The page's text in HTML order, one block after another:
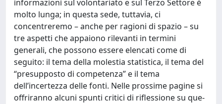
informazioni sul volontariato e sul Terzo Settore è
molto lunga; in questa sede, tuttavia, ci
concentreremo – anche per ragioni di spazio – su
tre aspetti che appaiono rilevanti in termini
generali, che possono essere elencati come di
seguito: il tema della molestia statistica, il tema del
“presupposto di competenza” e il tema
dell’incertezza delle fonti. Nelle prossime pagine si
offriranno alcuni spunti critici di riflessione su que-